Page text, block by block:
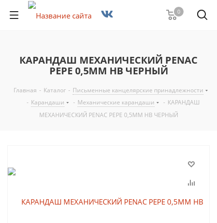
0
КАРАНДАШ МЕХАНИЧЕСКИЙ PENAC
PEPE 0,5ММ НВ ЧЕРНЫЙ
Главная - Каталог - Письменные канцелярские принадлежности
- Карандаши - Механические карандаши - КАРАНДАШ
МЕХАНИЧЕСКИЙ PENAC PEPE 0,5ММ НВ ЧЕРНЫЙ